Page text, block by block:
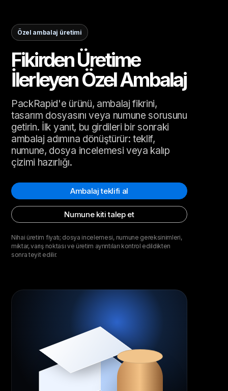
Özel ambalaj üretimi
Fikirden Üretime
İlerleyen Özel Ambalaj
PackRapid'e ürünü, ambalaj fikrini,
tasarım dosyasını veya numune sorusunu
getirin. İlk yanıt, bu girdileri bir sonraki
ambalaj adımına dönüştürür: teklif,
numune, dosya incelemesi veya kalıp
çizimi hazırlığı.
Ambalaj teklifi al
Numune kiti talep et
Nihai üretim fiyatı; dosya incelemesi, numune gereksinimleri,
miktar, varış noktası ve üretim ayrıntıları kontrol edildikten
sonra teyit edilir.